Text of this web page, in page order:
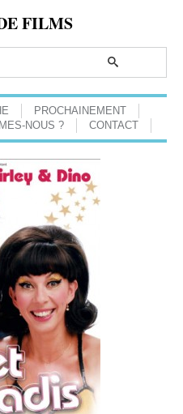
FILMS
PROCHAINEMENT
NOUS ? CONTACT